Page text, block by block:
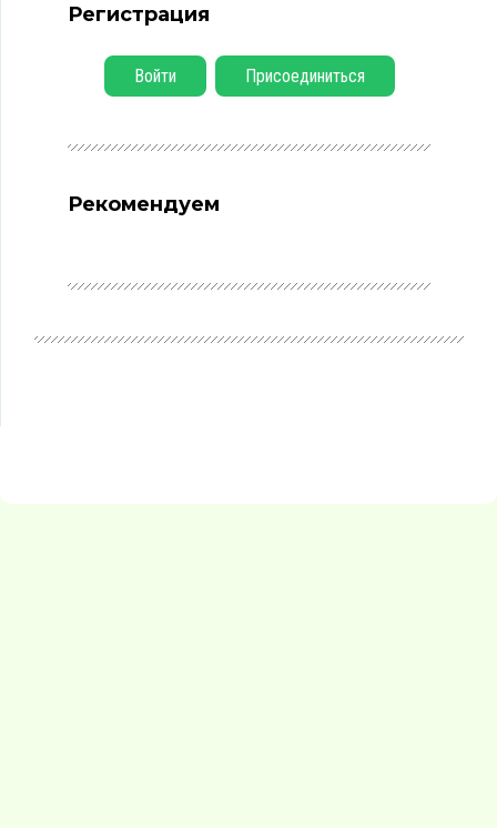
Регистрация
Войти Присоединиться
Рекомендуем